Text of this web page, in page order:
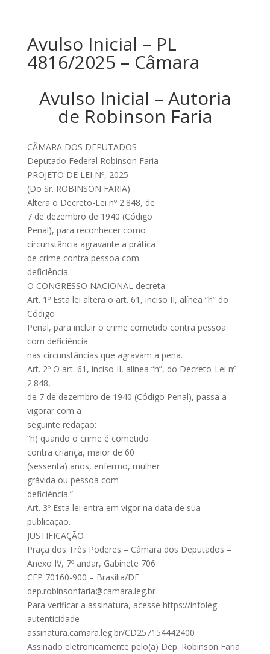
Avulso Inicial – PL
4816/2025 – Câmara
Avulso Inicial – Autoria
de Robinson Faria
CÂMARA DOS DEPUTADOS
Deputado Federal Robinson Faria
PROJETO DE LEI Nº, 2025
(Do Sr. ROBINSON FARIA)
Altera o Decreto-Lei nº 2.848, de
7 de dezembro de 1940 (Código
Penal), para reconhecer como
circunstância agravante a prática
de crime contra pessoa com
deficiência.
O CONGRESSO NACIONAL decreta:
Art. 1º Esta lei altera o art. 61, inciso II, alínea “h” do
Código
Penal, para incluir o crime cometido contra pessoa
com deficiência
nas circunstâncias que agravam a pena.
Art. 2º O art. 61, inciso II, alínea “h”, do Decreto-Lei nº
2.848,
de 7 de dezembro de 1940 (Código Penal), passa a
vigorar com a
seguinte redação:
“h) quando o crime é cometido
contra criança, maior de 60
(sessenta) anos, enfermo, mulher
grávida ou pessoa com
deficiência.”
Art. 3º Esta lei entra em vigor na data de sua
publicação.
JUSTIFICAÇÃO
Praça dos Três Poderes – Câmara dos Deputados –
Anexo IV, 7º andar, Gabinete 706
CEP 70160-900 – Brasília/DF
dep.robinsonfaria@camara.leg.br
Para verificar a assinatura, acesse https://infoleg-
autenticidade-
assinatura.camara.leg.br/CD257154442400
Assinado eletronicamente pelo(a) Dep. Robinson Faria